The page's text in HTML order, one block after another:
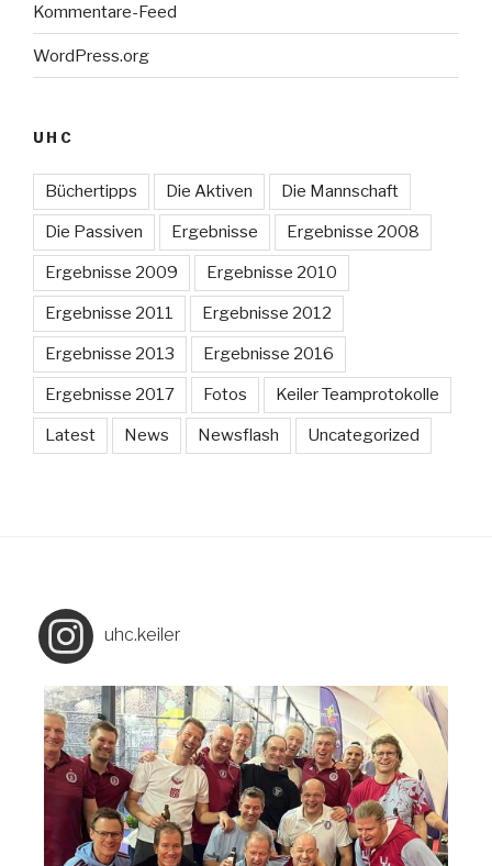
Kommentare-Feed
WordPress.org
UHC
Büchertipps Die Aktiven Die Mannschaft
Die Passiven Ergebnisse Ergebnisse 2008
Ergebnisse 2009 Ergebnisse 2010
Ergebnisse 2011 Ergebnisse 2012
Ergebnisse 2013 Ergebnisse 2016
Ergebnisse 2017 Fotos Keiler Teamprotokolle
Latest News Newsflash Uncategorized
uhc.keiler